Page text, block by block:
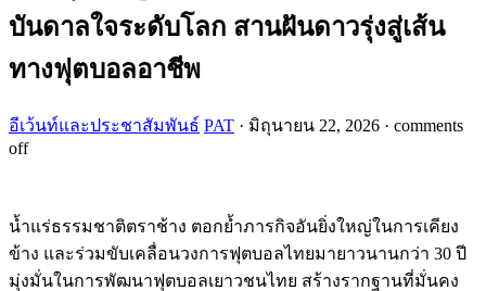
บันดาลใจระดับโลก สานฝันดาวรุ่งสู่เส้น
ทางฟุตบอลอาชีพ
อีเว้นท์และประชาสัมพันธ์ PAT · มิถุนายน 22, 2026 · comments
off
น้ำแร่ธรรมชาติตราช้าง ตอกย้ำภารกิจอันยิ่งใหญ่ในการเคียง
ข้าง และร่วมขับเคลื่อนวงการฟุตบอลไทยมายาวนานกว่า 30 ปี
มุ่งมั่นในการพัฒนาฟุตบอลเยาวชนไทย สร้างรากฐานที่มั่นคง